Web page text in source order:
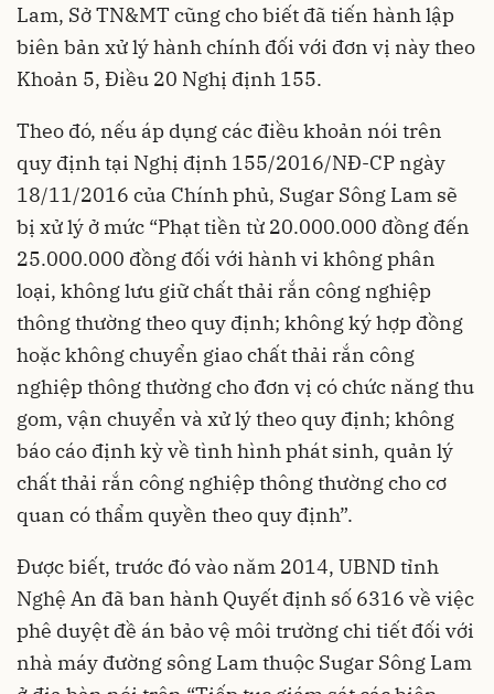
Lam, Sở TN&MT cũng cho biết đã tiến hành lập
biên bản xử lý hành chính đối với đơn vị này theo
Khoản 5, Điều 20 Nghị định 155.
Theo đó, nếu áp dụng các điều khoản nói trên
quy định tại Nghị định 155/2016/NĐ-CP ngày
18/11/2016 của Chính phủ, Sugar Sông Lam sẽ
bị xử lý ở mức “Phạt tiền từ 20.000.000 đồng đến
25.000.000 đồng đối với hành vi không phân
loại, không lưu giữ chất thải rắn công nghiệp
thông thường theo quy định; không ký hợp đồng
hoặc không chuyển giao chất thải rắn công
nghiệp thông thường cho đơn vị có chức năng thu
gom, vận chuyển và xử lý theo quy định; không
báo cáo định kỳ về tình hình phát sinh, quản lý
chất thải rắn công nghiệp thông thường cho cơ
quan có thẩm quyền theo quy định”.
Được biết, trước đó vào năm 2014, UBND tỉnh
Nghệ An đã ban hành Quyết định số 6316 về việc
phê duyệt đề án bảo vệ môi trường chi tiết đối với
nhà máy đường sông Lam thuộc Sugar Sông Lam